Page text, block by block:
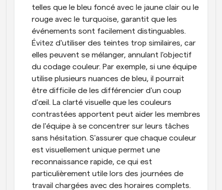
telles que le bleu foncé avec le jaune clair ou le
rouge avec le turquoise, garantit que les
événements sont facilement distinguables.
Évitez d'utiliser des teintes trop similaires, car
elles peuvent se mélanger, annulant l'objectif
du codage couleur. Par exemple, si une équipe
utilise plusieurs nuances de bleu, il pourrait
être difficile de les différencier d'un coup
d'œil. La clarté visuelle que les couleurs
contrastées apportent peut aider les membres
de l'équipe à se concentrer sur leurs tâches
sans hésitation. S'assurer que chaque couleur
est visuellement unique permet une
reconnaissance rapide, ce qui est
particulièrement utile lors des journées de
travail chargées avec des horaires complets.